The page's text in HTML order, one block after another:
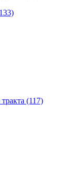
(117)